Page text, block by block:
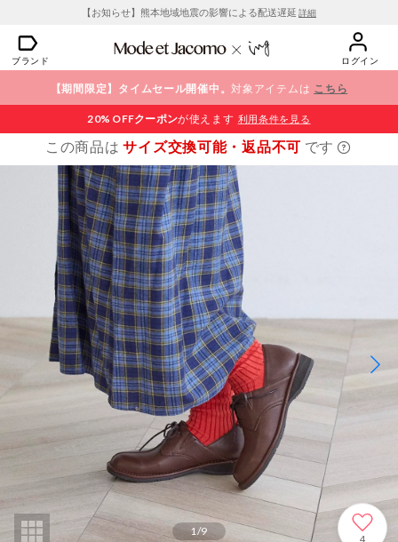
【お知らせ】熊本地域地震の影響による配送遅延 詳細
ブランド ログイン
【期間限定】タイムセール開催中。対象アイテムは こちら
20% OFFクーポンが使えます 利用条件を見る
この商品はサイズ交換可能・返品不可 です
1/9
4